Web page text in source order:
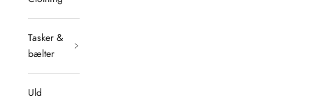
Tasker &
bælter
Uld